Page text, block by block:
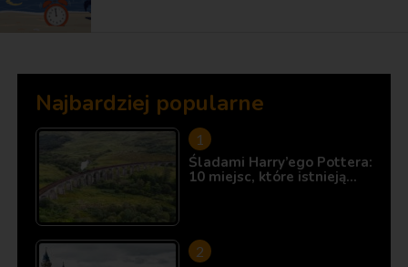
Najbardziej popularne
Śladami Harry’ego Pottera:
10 miejsc, które istnieją…